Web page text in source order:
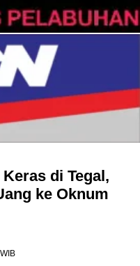
di Tegal,
ke Oknum